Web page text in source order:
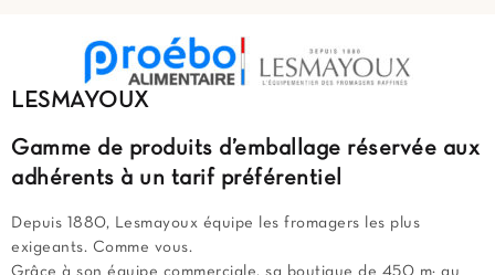
LESMAYOUX
Gamme de produits d’emballage réservée aux
adhérents à un tarif préférentiel
Depuis 1880, Lesmayoux équipe les fromagers les plus
exigeants. Comme vous.
Grâce à son équipe commerciale, sa boutique de 450 m² au